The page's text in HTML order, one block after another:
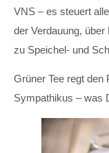
VNS – es steuert
der Verdauung,
zu Speichel- und
Grüner Tee regt
Sympathikus – was